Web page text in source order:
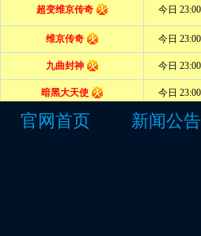
官网首页 新闻公告